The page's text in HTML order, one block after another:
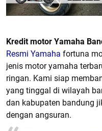
Kredit motor Yamaha
Resmi Yamaha fortuna
jenis motor yamaha
ringan. Kami siap
yang tinggal di wilayah
dan kabupaten bandung
dengan angsuran.